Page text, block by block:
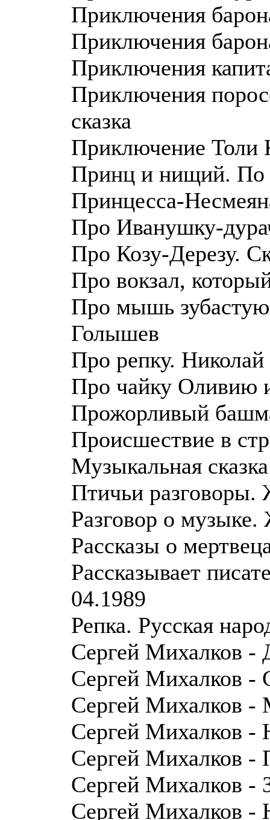
Приключения
Приключения
Приключения
Приключения
сказка
Приключение Толи
Принц и нищий. По
Принцесса-
Про Иванушку-
Про Козу-Дерезу.
Про вокзал,
Про мышь
Голышев
Про репку.
Про чайку Оливию
Прожорливый
Происшествие в
Музыкальная сказка
Птичьи разговоры.
Разговор о
Рассказы о
Рассказывает
04.1989
Репка. Русская
Сергей Михалков -
Сергей Михалков -
Сергей Михалков -
Сергей Михалков -
Сергей Михалков -
Сергей Михалков -
Сергей Михалков -